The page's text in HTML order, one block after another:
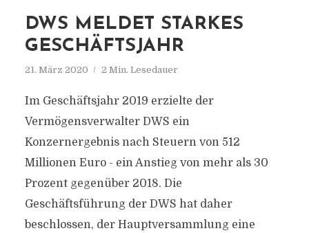
DWS MELDET STARKES
GESCHÄFTSJAHR
21. März 2020 2 Min. Lesedauer
Im Geschäftsjahr 2019 erzielte der
Vermögensverwalter DWS ein
Konzernergebnis nach Steuern von 512
Millionen Euro - ein Anstieg von mehr als 30
Prozent gegenüber 2018. Die
Geschäftsführung der DWS hat daher
beschlossen, der Hauptversammlung eine